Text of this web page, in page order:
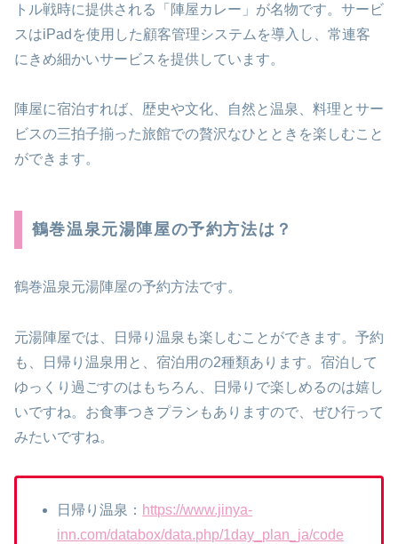
トル戦時に提供される「陣屋カレー」が名物です。サービ
スはiPadを使用した顧客管理システムを導入し、常連客
にきめ細かいサービスを提供しています。
陣屋に宿泊すれば、歴史や文化、自然と温泉、料理とサー
ビスの三拍子揃った旅館での贅沢なひとときを楽しむこと
ができます。
鶴巻温泉元湯陣屋の予約方法は？
鶴巻温泉元湯陣屋の予約方法です。
元湯陣屋では、日帰り温泉も楽しむことができます。予約
も、日帰り温泉用と、宿泊用の2種類あります。宿泊して
ゆっくり過ごすのはもちろん、日帰りで楽しめるのは嬉し
いですね。お食事つきプランもありますので、ぜひ行って
みたいですね。
日帰り温泉： https://www.jinya-
inn.com/databox/data.php/1day_plan_ja/code